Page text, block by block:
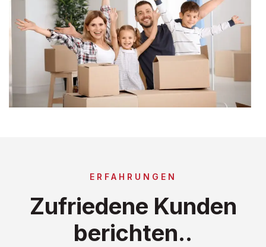
ERFAHRUNGEN
Zufriedene Kunden
berichten..